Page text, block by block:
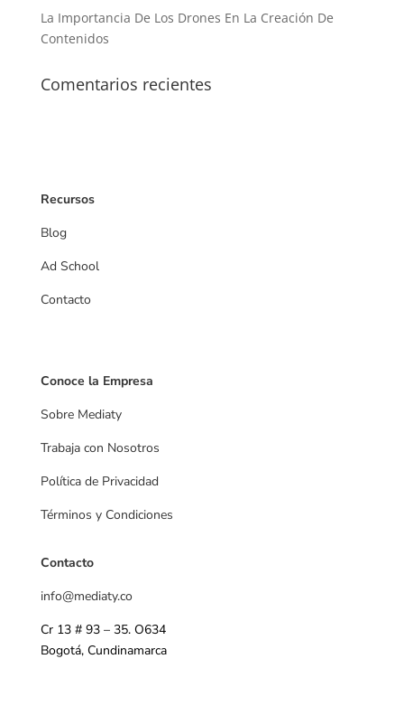
La Importancia De Los Drones En La Creación De
Contenidos
Comentarios recientes
Recursos
Blog
Ad School
Contacto
Conoce la Empresa
Sobre Mediaty
Trabaja con Nosotros
Política de Privacidad
Términos y Condiciones
Contacto
info@mediaty.co
Cr 13 # 93 – 35. O634
Bogotá, Cundinamarca